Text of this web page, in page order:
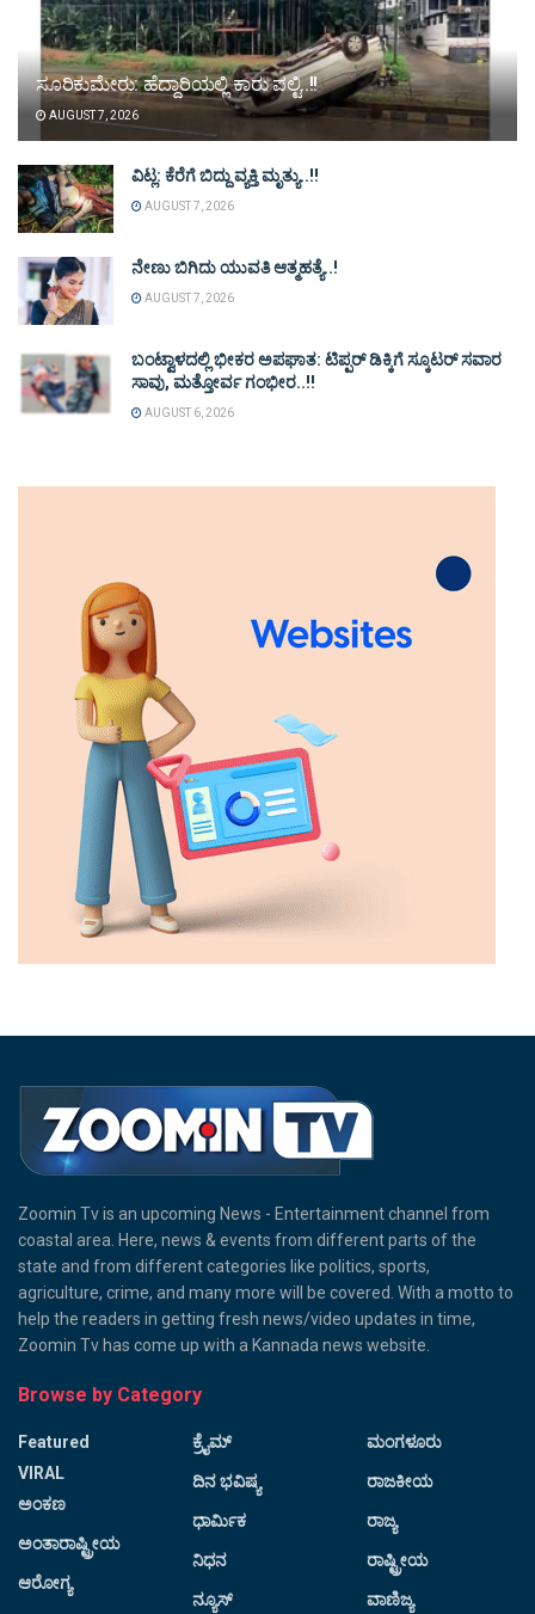
ಸೂರಿಕುಮೇರು: ಹೆದ್ದಾರಿಯಲ್ಲಿ ಕಾರು ಪಲ್ಟಿ..!!
AUGUST 7, 2026
ವಿಟ್ಲ: ಕೆರೆಗೆ ಬಿದ್ದು ವ್ಯಕ್ತಿ ಮೃತ್ಯು..!!
AUGUST 7, 2026
ನೇಣು ಬಿಗಿದು ಯುವತಿ ಆತ್ಮಹತ್ಯೆ..!
AUGUST 7, 2026
ಬಂಟ್ವಾಳದಲ್ಲಿ ಭೀಕರ ಅಪಘಾತ: ಟಿಪ್ಪರ್ ಡಿಕ್ಕಿಗೆ ಸ್ಕೂಟರ್ ಸವಾರ
ಸಾವು, ಮತ್ತೋರ್ವ ಗಂಭೀರ..!!
AUGUST 6, 2026
Zoomin Tv is an upcoming News - Entertainment channel from
coastal area. Here, news & events from different parts of the
state and from different categories like politics, sports,
agriculture, crime, and many more will be covered. With a motto to
help the readers in getting fresh news/video updates in time,
Zoomin Tv has come up with a Kannada news website.
Browse by Category
Featured
VIRAL
ಅಂಕಣ
ಅಂತಾರಾಷ್ಟ್ರೀಯ
ಆರೋಗ್ಯ
ಕ್ರೈಮ್
ದಿನ ಭವಿಷ್ಯ
ಧಾರ್ಮಿಕ
ನಿಧನ
ನ್ಯೂಸ್
ಮಂಗಳೂರು
ರಾಜಕೀಯ
ರಾಜ್ಯ
ರಾಷ್ಟ್ರೀಯ
ವಾಣಿಜ್ಯ